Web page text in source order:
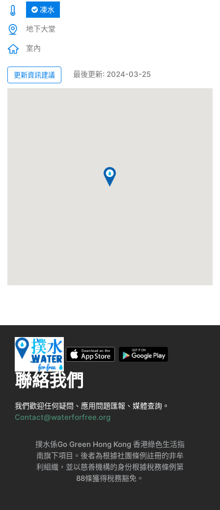
凍水
地下大堂
室內
更新資訊建議 最後更新: 2024-03-25
聯絡我們
我們歡迎任何疑問、應用問題匯報、媒體查詢。
Contact@waterforfree.org
撲水係Go Green Hong Kong 香港綠色生活指
南旗下項目。後者為根據社團條例註冊的非牟
利組織，並以慈善機構的身份根據稅務條例第
88條獲得稅務豁免。